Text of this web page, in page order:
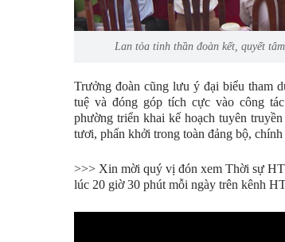
Lan tỏa tinh thần đoàn kết, quyết
Trưởng đoàn cũng lưu ý đại biểu tham
tuệ và đóng góp tích cực vào công
phường triển khai kế hoạch tuyên
tươi, phấn khởi trong toàn đảng bộ, chính
>>> Xin mời quý vị đón xem Thời sự
lúc 20 giờ 30 phút mỗi ngày trên kênh